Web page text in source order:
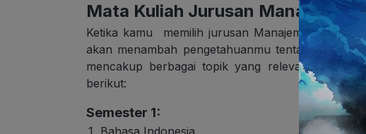
Mata Kuliah Jurusan Manajemen
Ketika kamu memilih jurusan Manajemen Bisnis,
akan menambah pengetahuanmu tentang Bisnis
mencakup berbagai topik yang relevan dengan
berikut:
Semester 1: